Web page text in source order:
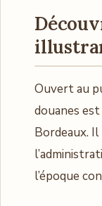
Ouvert au
douanes
Bordeaux.
l’époque